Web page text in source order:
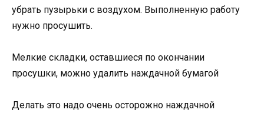
убрать пузырьки с воздухом. Выполненную работу
нужно просушить.
Мелкие складки, оставшиеся по окончании
просушки, можно удалить наждачной бумагой
Делать это надо очень осторожно наждачной